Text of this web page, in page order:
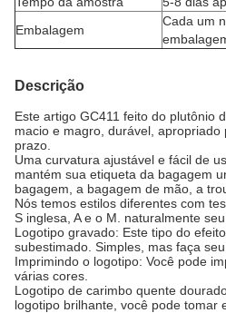
Embalagem
Cada um
Descrição
Este artigo GC411 feito do plutônio
macio e magro, durável,
prazo.
Uma curvatura ajustável e fácil de
mantém sua etiqueta da bagagem
bagagem, a bagagem de mão, a
Nós temos estilos diferentes com
S inglesa, A e o M. naturalmente
Logotipo gravado: Este tipo do
subestimado. Simples, mas faça
Imprimindo o logotipo: Você pode
várias cores.
Logotipo de carimbo quente
logotipo brilhante, você pode tomar